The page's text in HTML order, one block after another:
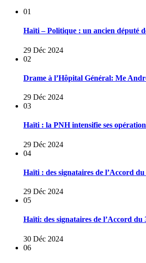
01
Haïti – Politique : un ancien député
29 Déc 2024
02
Drame à l’Hôpital Général: Me
29 Déc 2024
03
Haïti : la PNH intensifie ses
29 Déc 2024
04
Haïti : des signataires de l’Accord
29 Déc 2024
05
Haïti: des signataires de l’Accord
30 Déc 2024
06